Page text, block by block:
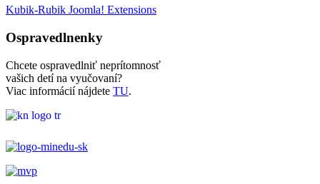
Kubik-Rubik Joomla! Extensions
Ospravedlnenky
Chcete ospravedlniť neprítomnosť
vašich detí na vyučovaní?
Viac informácií nájdete TU.